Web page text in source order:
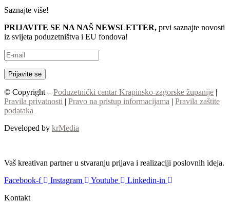
Saznajte više!
PRIJAVITE SE NA NAŠ NEWSLETTER, prvi saznajte novosti
iz svijeta poduzetništva i EU fondova!
© Copyright – Poduzetnički centar Krapinsko-zagorske županije |
Pravila privatnosti | Pravo na pristup informacijama | Pravila zaštite
podataka
Developed by krMedia
Vaš kreativan partner u stvaranju prijava i realizaciji poslovnih ideja.
Facebook-f
Instagram Youtube
Linkedin-in
Kontakt